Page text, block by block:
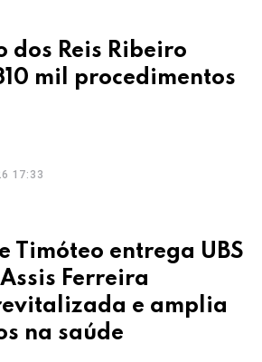
dos Reis Ribeiro
mil procedimentos
17:33
Timóteo entrega UBS
Ferreira
e amplia
na saúde